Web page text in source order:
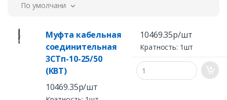
По умолчанию
Муфта кабельная
соединительная
3СТп-10-25/50
(КВТ)
10469.35р/шт
10469.35р/шт
Кратность: 1шт